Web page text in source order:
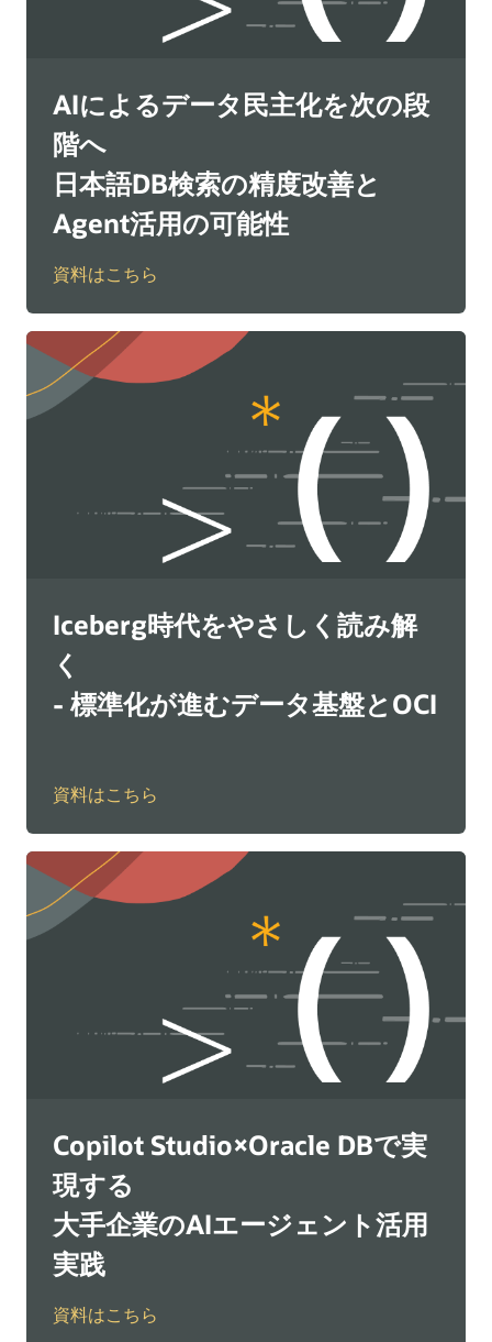
AIによるデータ民主化を次の段
階へ
日本語DB検索の精度改善と
Agent活用の可能性
資料はこちら
Iceberg時代をやさしく読み解
く
- 標準化が進むデータ基盤とOCI
資料はこちら
Copilot Studio×Oracle DBで実
現する
大手企業のAIエージェント活用
実践
資料はこちら